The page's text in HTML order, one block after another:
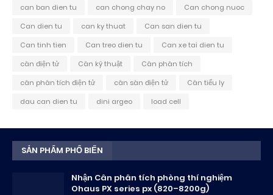
can ban dien tu
can chong chay no
Can chong nuoc
Can dien tu
can ky thuat
Can san dien tu
Can tinh tien
Can treo dien tu
Can xe tai dien tu
cân điện tử
Cân kỹ thuật
Cân phân tích
cân phân tích điện tử
cân sàn điện tử
Cân tiểu ly
dau can dien tu
dini argeo load cell
SẢN PHẨM PHỔ BIẾN
Nhận Cân phân tích phòng thí nghiệm
Ohaus PX series px (820–8200g)